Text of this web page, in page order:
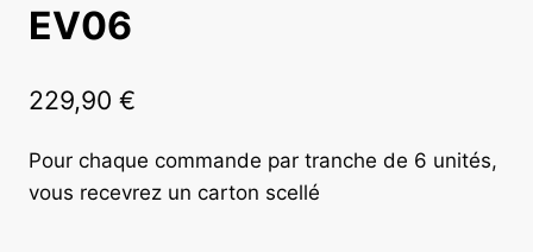
EV06
229,90 €
Pour chaque commande par tranche de 6 unités,
vous recevrez un carton scellé